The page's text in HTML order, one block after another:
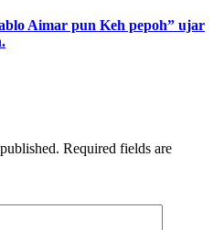
Aimar pun Keh pepoh” ujar
Required fields are